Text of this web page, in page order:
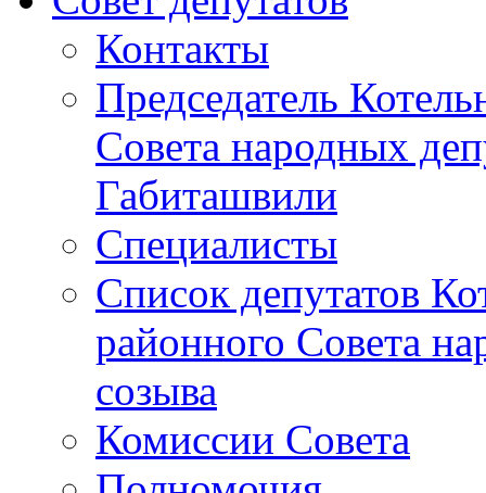
Контакты
Председатель
Совета народных
Габиташвили
Специалисты
Список депутатов
районного Совета
созыва
Комиссии Совета